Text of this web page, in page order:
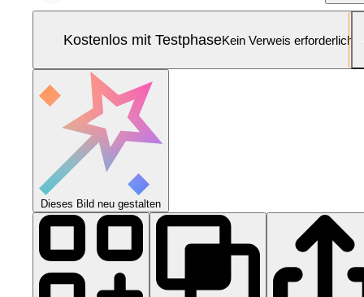
Kostenlos mit TestphaseKein Verweis erforderlich
Dieses Bild neu gestalten